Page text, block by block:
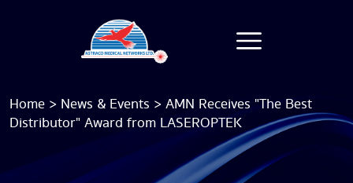
Home > News & Events >AMN Receives "The Best
Distributor" Award from LASEROPTEK